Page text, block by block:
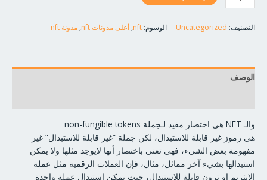
التصنيف: Uncategorized الوسوم: nft
, أعلى مدونات nft , مدونة nft
الوصف
والـ NFT هي اختصار مفيد لـجملة non-fungible tokens
هي رموز غير قابلة للاستبدال، لكن جملة “غير قابلة للاستبدال” غير
مفهومة بعض الشيء، فهي تعني باختصار أنها لايوجد مثلها ولا يمكن
استبدالها بشيء آخر مماثل، مثال، فإن العملات الرقمية مثل عملة
الايثريم او ترون قابلة للاستبدال، حيث يمكن استبدال عملة واحدة